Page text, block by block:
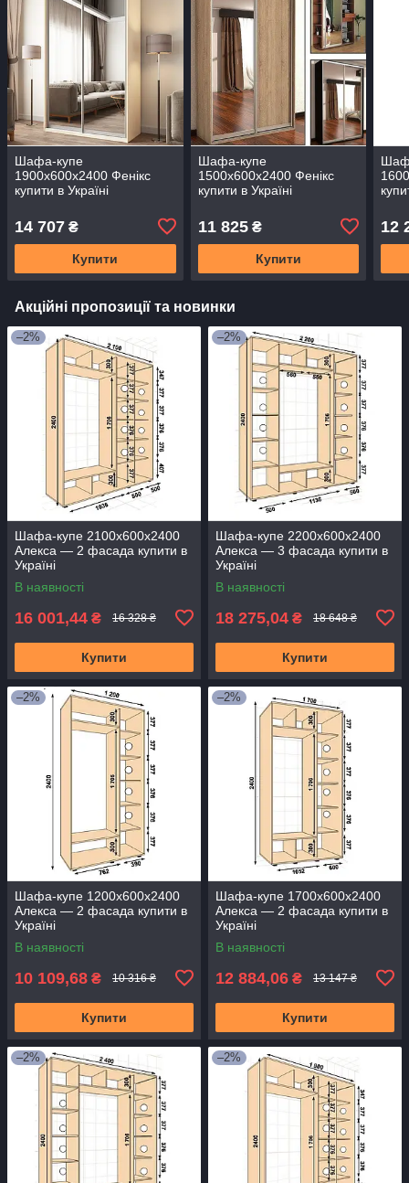
Шафа-купе
1900x600х2400 Фенікс
купити в Україні
14 707 ₴
Купити
Шафа-купе
1500x600х2400 Фенікс
купити в Україні
11 825₴
Купити
12
Акційні пропозиції та новинки
–2%
Шафа-купе 2100х600х2400
Алекса — 2 фасада купити в
Україні
В наявності
16 001,44 ₴ 16 328 ₴
Купити
–2%
Шафа-купе 2200х600х2400
Алекса — 3 фасада купити в
Україні
В наявності
18 275,04 ₴ 18 648 ₴
Купити
–2%
Шафа-купе 1200х600х2400
Алекса — 2 фасада купити в
Україні
В наявності
10 109,68 ₴ 10 316 ₴
Купити
–2%
Шафа-купе 1700х600х2400
Алекса — 2 фасада купити в
Україні
В наявності
12 884,06 ₴ 13 147 ₴
Купити
–2% –2%